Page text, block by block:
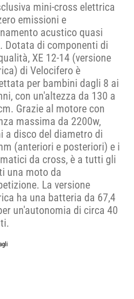
mini-cross elettrica
emissioni e
acustico quasi
Dotata di componenti di
XE 12-14 (versione
di Velocifero è
per bambini dagli 8 ai
con un'altezza da 130 a
Grazie al motore con
massima da 2200w,
a disco del diametro di
(anteriori e posteriori) e i
da cross, è a tutti gli
una moto da
La versione
ha una batteria da 67,4
un'autonomia di circa 40